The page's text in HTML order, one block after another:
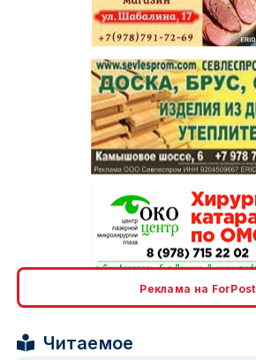
Реклама на ForPost
Читаемое